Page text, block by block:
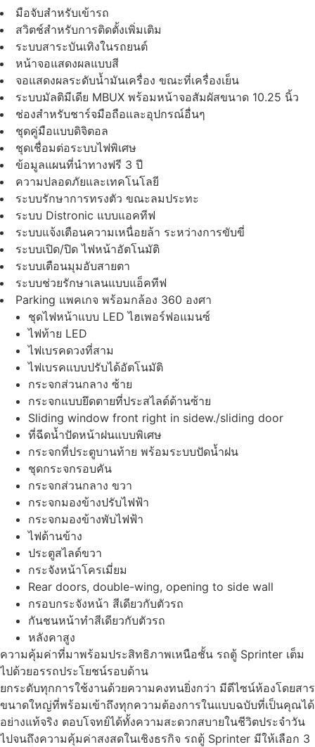
มือจับสำหรับเข้ารถ
สวิตช์สำหรับการติดตั้งเพิ่มเติม
ระบบสาระบันเทิงในรถยนต์
หน้าจอแสดงผลแบบสี
จอแสดงผลระดับน้ำมันเครื่อง ขณะที่เครื่องเย็น
ระบบมัลติมีเดีย MBUX พร้อมหน้าจอสัมผัสขนาด 10.25 นิ้ว
ช่องสำหรับชาร์จมือถือและอุปกรณ์อื่นๆ
ชุดคู่มือแบบดิจิตอล
ชุดเชื่อมต่อระบบไฟพิเศษ
ข้อมูลแผนที่นำทางฟรี 3 ปี
ความปลอดภัยและเทคโนโลยี
ระบบรักษาการทรงตัว ขณะลมประทะ
ระบบ Distronic แบบแอคทีฟ
ระบบแจ้งเตือนความเหนื่อยล้า ระหว่างการขับขี่
ระบบเปิด/ปิด ไฟหน้าอัตโนมัติ
ระบบเตือนมุมอับสายตา
ระบบช่วยรักษาเลนแบบแอ็คทีฟ
Parking แพคเกจ พร้อมกล้อง 360 องศา
ชุดไฟหน้าแบบ LED ไฮเพอร์ฟอแมนซ์
ไฟท้าย LED
ไฟเบรคดวงที่สาม
ไฟเบรคแบบปรับได้อัตโนมัติ
กระจกส่วนกลาง ซ้าย
กระจกแบบยึดตายที่ประสไลด์ด้านซ้าย
Sliding window front right in sidew./sliding door
ที่ฉีดน้ำปัดหน้าฝนแบบพิเศษ
กระจกที่ประตูบานท้าย พร้อมระบบปัดน้ำฝน
ชุดกระจกรอบคัน
กระจกส่วนกลาง ขวา
กระจกมองข้างปรับไฟฟ้า
กระจกมองข้างพับไฟฟ้า
ไฟด้านข้าง
ประตูสไลด์ขวา
กระจังหน้าโครเมี่ยม
Rear doors, double-wing, opening to side wall
กรอบกระจังหน้า สีเดียวกับตัวรถ
กันชนหน้าทำสีเดียวกับตัวรถ
หลังคาสูง
ความคุ้มค่าที่มาพร้อมประสิทธิภาพเหนือชั้น รถตู้ Sprinter เต็ม
ไปด้วยอรรถประโยชน์รอบด้าน
ยกระดับทุกการใช้งานด้วยความคงทนยิ่งกว่า มีดีไซน์ห้องโดยสาร
ขนาดใหญ่ที่พร้อมเข้าถึงทุกความต้องการในแบบฉบับที่เป็นคุณได้
อย่างแท้จริง ตอบโจทย์ได้ทั้งความสะดวกสบายในชีวิตประจำวัน
ไปจนถึงความคุ้มค่าสงสดในเชิงธรกิจ รถตู้ Sprinter มีให้เลือก 3